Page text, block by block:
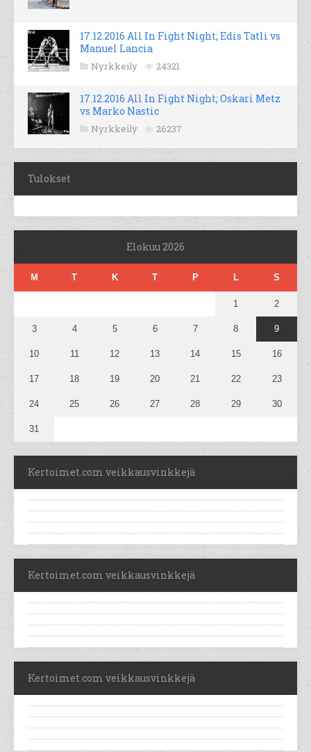
17.12.2016 All In Fight Night; Edis Tatli vs
Manuel Lancia
Nyrkkeily 24321
17.12.2016 All In Fight Night; Oskari Metz
vs Marko Nastic
Nyrkkeily 26237
Tulokset
Elokuu 2026
M T K T P L S
1 2
3 4 5 6 7 8 9
10 11 12 13 14 15 16
17 18 19 20 21 22 23
24 25 26 27 28 29 30
31
Kertoimet.com veikkausvinkkejä
Kertoimet.com veikkausvinkkejä
Kertoimet.com veikkausvinkkejä